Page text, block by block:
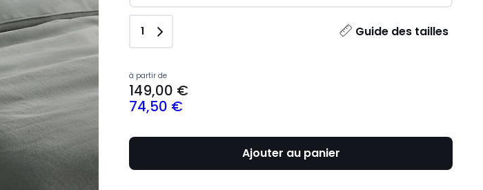
Guide des tailles
Quantité
1
à partir de
74,50 €
149,00 €
Ajouter au panier